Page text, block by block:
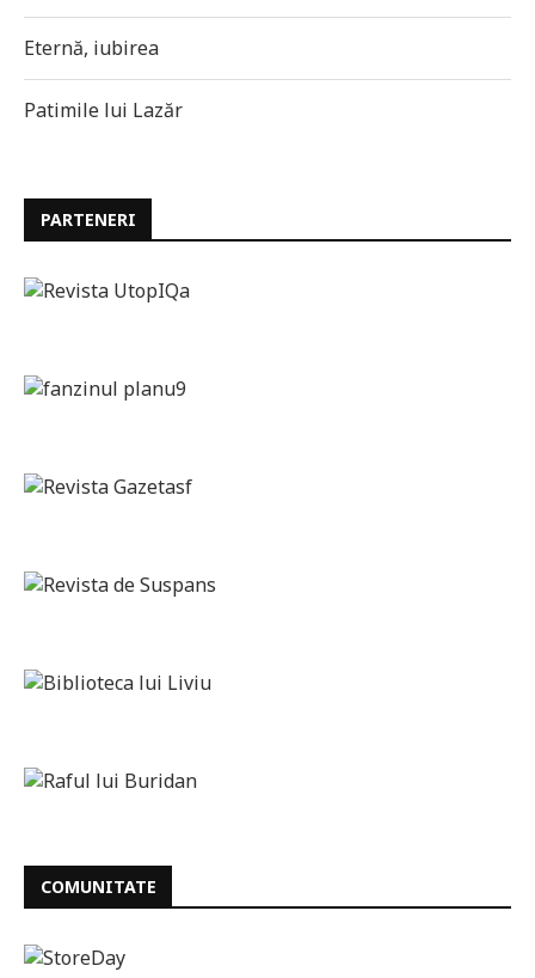
Eternă, iubirea
Patimile lui Lazăr
PARTENERI
COMUNITATE